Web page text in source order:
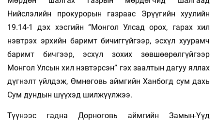
Нийслэлийн прокурорын газраас Эрүүгийн хуулийн
19.14-1 дэх хэсгийн “Мон­гол Улсад орох, гарах хил
нэвтрэх эрхийн баримт бичиггүйгээр, эсхүл хуурамч
баримт бичгээр, эсхүл зохих зөвшөө­рөлгүйгээр
Монгол Улсын хил нэвтэрсэн” гэх заалтын дагуу яллах
дүгнэлт үйлдэж, Өмнөговь аймгийн Ханбогд сум дахь
Сум дундын шүүхэд шилжүүлжээ.
Түүнээс гадна Дорноговь аймгийн Замын-Үүд